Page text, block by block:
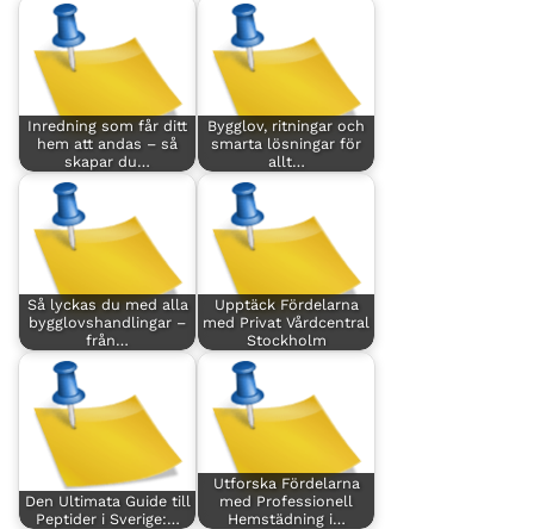
Inredning som får ditt
hem att andas – så
skapar du…
Bygglov, ritningar och
smarta lösningar för
allt…
Så lyckas du med alla
bygglovshandlingar –
från…
Upptäck Fördelarna
med Privat Vårdcentral
Stockholm
Den Ultimata Guide till
Peptider i Sverige:…
Utforska Fördelarna
med Professionell
Hemstädning i…